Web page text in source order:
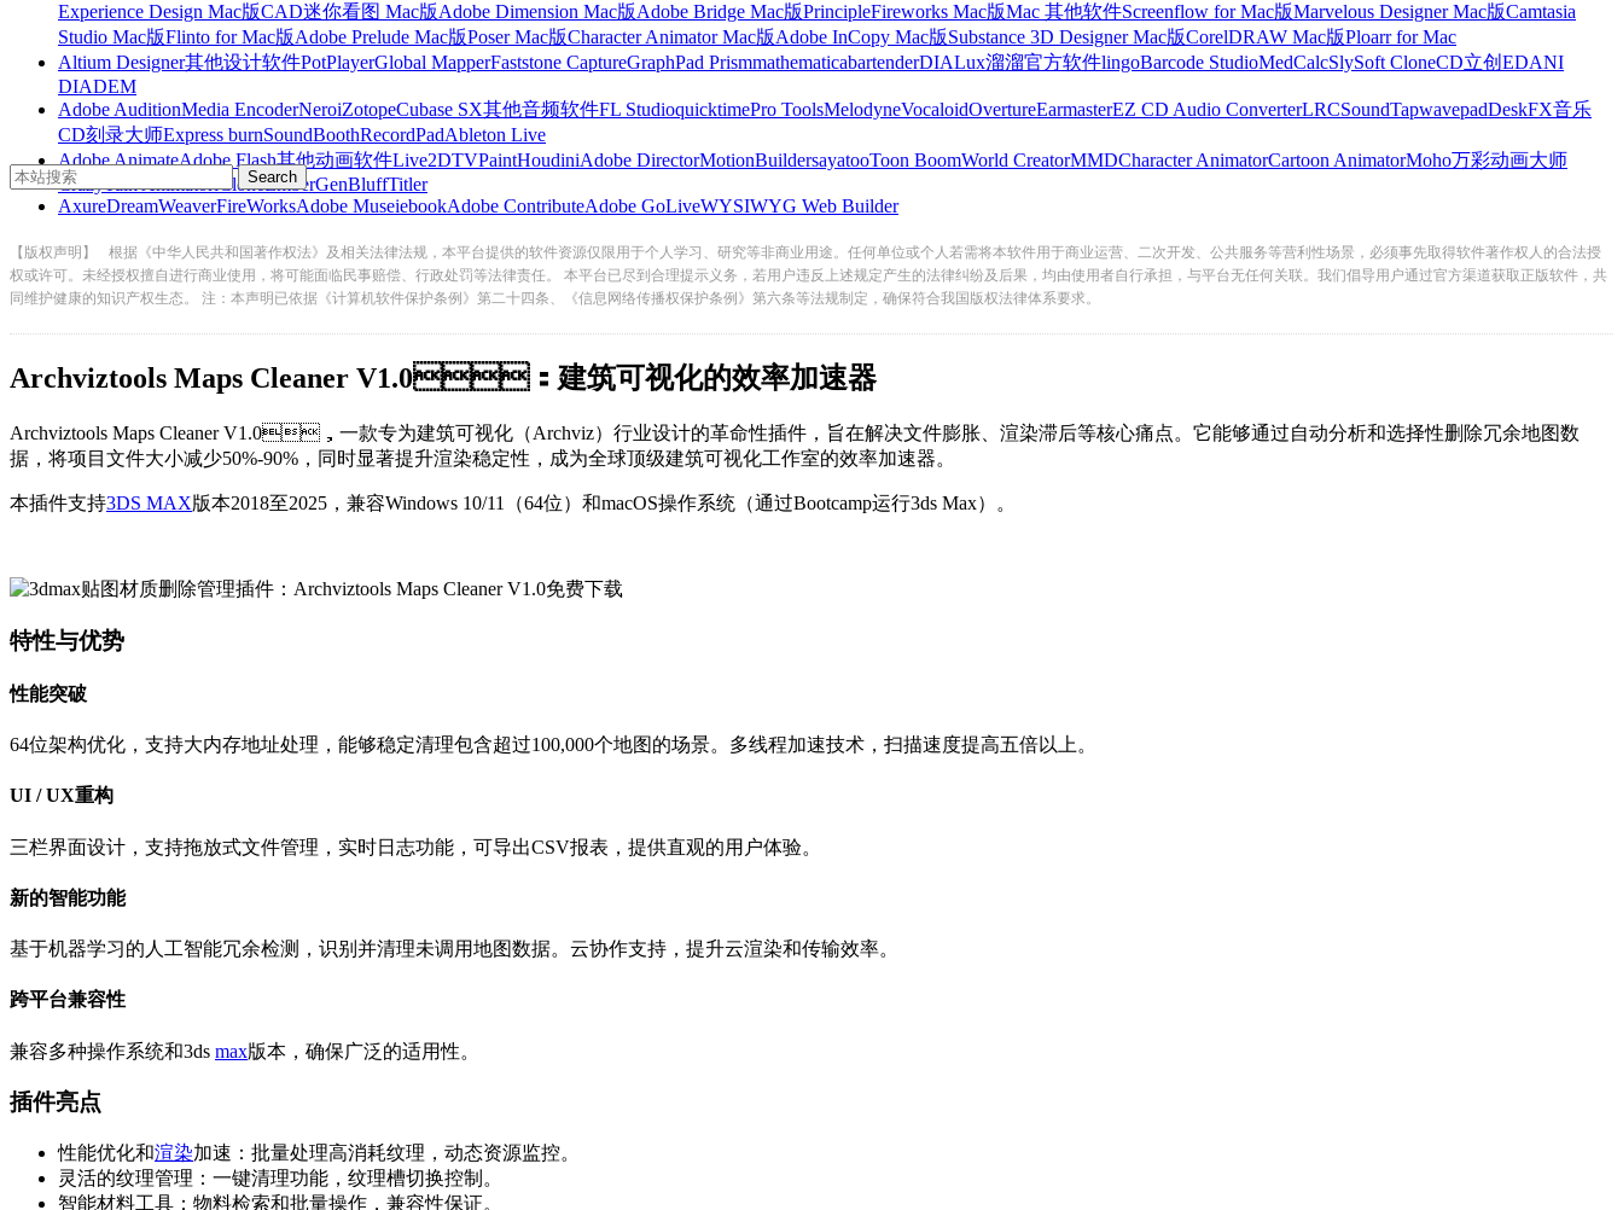
Experience Design Mac版CAD迷你看图 Mac版Adobe Dimension Mac版Adobe Bridge Mac版PrincipleFireworks Mac版Mac 其他软件Screenflow for Mac版Marvelous Designer Mac版Camtasia
Studio Mac版Flinto for Mac版Adobe Prelude Mac版Poser Mac版Character Animator Mac版Adobe InCopy Mac版Substance 3D Designer Mac版CorelDRAW Mac版Ploarr for Mac
Altium Designer其他设计软件PotPlayerGlobal MapperFaststone CaptureGraphPad PrismmathematicabartenderDIALux溜溜官方软件lingoBarcode StudioMedCalcSlySoft CloneCD立创EDANI
DIADEM
Adobe AuditionMedia EncoderNeroiZotopeCubase SX其他音频软件FL StudioquicktimePro ToolsMelodyneVocaloidOvertureEarmasterEZ CD Audio ConverterLRCSoundTapwavepadDeskFX音乐
CD刻录大师Express burnSoundBoothRecordPadAbleton Live
Adobe AnimateAdobe Flash其他动画软件Live2DTVPaintHoudiniAdobe DirectorMotionBuildersayatooToon BoomWorld CreatorMMDCharacter AnimatorCartoon AnimatorMoho万彩动画大师
CrazyTalk AnimatoriCloneEmberGenBluffTitler
AxureDreamWeaverFireWorksAdobe MuseiebookAdobe ContributeAdobe GoLiveWYSIWYG Web Builder
【版权声明】
根据《中华人民共和国著作权法》及相关法律法规，本平台提供的软件资源仅限用于个人学习、研究等非商业用途。任何单位或个人若需将本软件用于商业运营、二次开发、公共服务等营利性场景，必须事先取得软件著作权人的合法授
权或许可。未经授权擅自进行商业使用，将可能面临民事赔偿、行政处罚等法律责任。 本平台已尽到合理提示义务，若用户违反上述规定产生的法律纠纷及后果，均由使用者自行承担，与平台无任何关联。我们倡导用户通过官方渠道获取正版软件，共
同维护健康的知识产权生态。 注：本声明已依据《计算机软件保护条例》第二十四条、《信息网络传播权保护条例》第六条等法规制定，确保符合我国版权法律体系要求。
Archviztools Maps Cleaner V1.0：建筑可视化的效率加速器
Archviztools Maps Cleaner V1.0，一款专为建筑可视化（Archviz）行业设计的革命性插件，旨在解决文件膨胀、渲染滞后等核心痛点。它能够通过自动分析和选择性删除冗余地图数
据，将项目文件大小减少50%-90%，同时显著提升渲染稳定性，成为全球顶级建筑可视化工作室的效率加速器。
本插件支持3DS MAX版本2018至2025，兼容Windows 10/11（64位）和macOS操作系统（通过Bootcamp运行3ds Max）。
特性与优势
性能突破
64位架构优化，支持大内存地址处理，能够稳定清理包含超过100,000个地图的场景。多线程加速技术，扫描速度提高五倍以上。
UI / UX重构
三栏界面设计，支持拖放式文件管理，实时日志功能，可导出CSV报表，提供直观的用户体验。
新的智能功能
基于机器学习的人工智能冗余检测，识别并清理未调用地图数据。云协作支持，提升云渲染和传输效率。
跨平台兼容性
兼容多种操作系统和3ds max版本，确保广泛的适用性。
插件亮点
性能优化和渲染加速：批量处理高消耗纹理，动态资源监控。
灵活的纹理管理：一键清理功能，纹理槽切换控制。
智能材料工具：物料检索和批量操作，兼容性保证。